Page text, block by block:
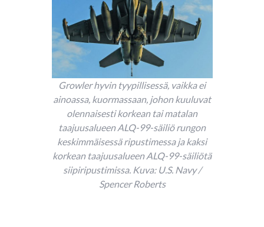
Growler hyvin tyypillisessä, vaikka ei
ainoassa, kuormassaan, johon kuuluvat
olennaisesti korkean tai matalan
taajuusalueen ALQ-99-säiliö rungon
keskimmäisessä ripustimessa ja kaksi
korkean taajuusalueen ALQ-99-säiliötä
siipiripustimissa. Kuva: U.S. Navy /
Spencer Roberts